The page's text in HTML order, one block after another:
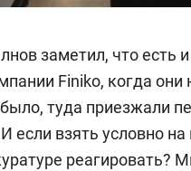
заметил, что есть
Finiko, когда
было, туда приезжали
если взять условно
реагировать?